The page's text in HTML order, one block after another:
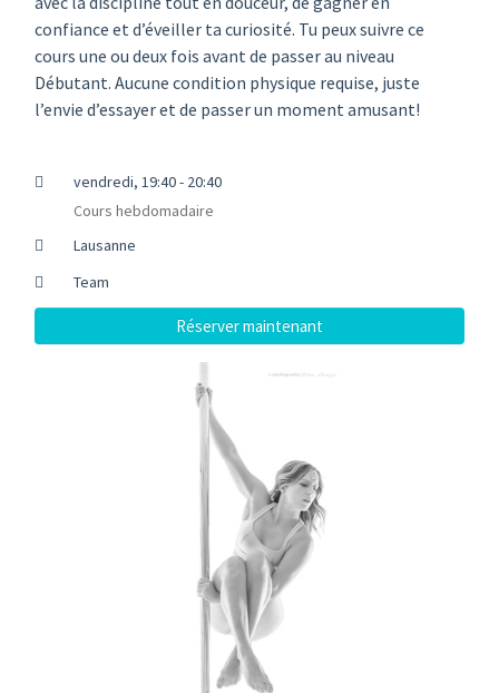
confiance et d’éveiller ta curiosité. Tu peux suivre ce
cours une ou deux fois avant de passer au niveau
Débutant. Aucune condition physique requise, juste
l’envie d’essayer et de passer un moment amusant!
vendredi, 19:40 - 20:40
Cours hebdomadaire
Lausanne
Team
Réserver maintenant